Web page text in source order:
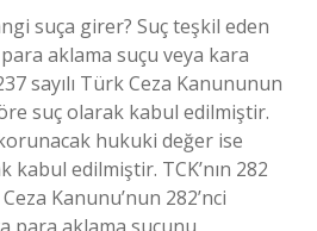
suça girer? Suç teşkil eden
aklama suçu veya kara
sayılı Türk Ceza Kanununun
suç olarak kabul edilmiştir.
hukuki değer ise
kabul edilmiştir. TCK’nın 282
Kanunu’nun 282’nci